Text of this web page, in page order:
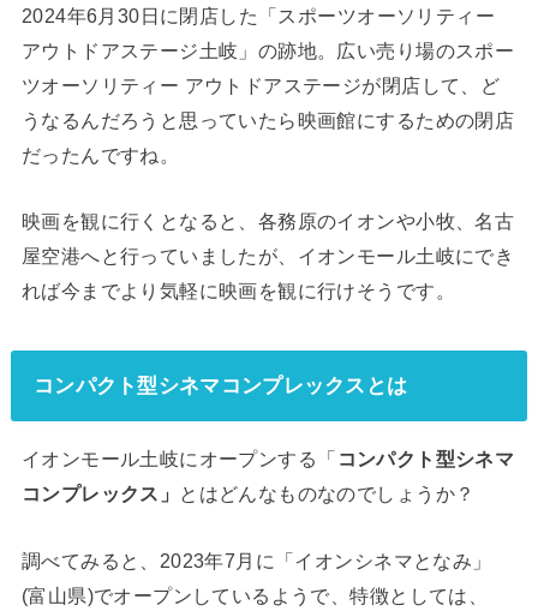
2024年6月30日に閉店した「スポーツオーソリティー
アウトドアステージ土岐」の跡地。広い売り場のスポー
ツオーソリティー アウトドアステージが閉店して、ど
うなるんだろうと思っていたら映画館にするための閉店
だったんですね。
映画を観に行くとなると、各務原のイオンや小牧、名古
屋空港へと行っていましたが、イオンモール土岐にでき
れば今までより気軽に映画を観に行けそうです。
コンパクト型シネマコンプレックス とは
イオンモール土岐にオープンする「 コンパクト型シネマ
コンプレックス」 とはどんなものなのでしょうか？
調べてみると、2023年7月に「イオンシネマとなみ」
(富山県)でオープンしているようで、特徴としては、